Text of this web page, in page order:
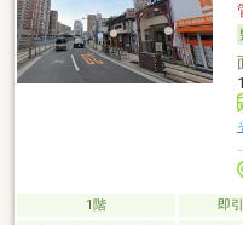
1階 即